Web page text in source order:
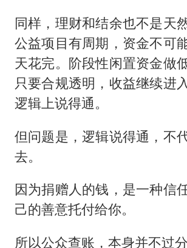
同样，理财和结余也不是天
公益项目有周期，资金不可
天花完。阶段性闲置资金做
只要合规透明，收益继续进
逻辑上说得通。
但问题是，逻辑说得通，不
去。
因为捐赠人的钱，是一种信
己的善意托付给你。
所以公众查账，本身并不过分